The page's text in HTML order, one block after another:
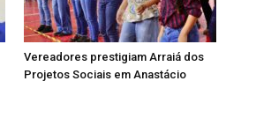
Vereadores prestigiam Arraiá dos
Projetos Sociais em Anastácio